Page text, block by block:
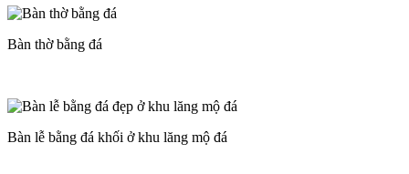
Bàn thờ bằng đá
Bàn lễ bằng đá khối ở khu lăng mộ đá